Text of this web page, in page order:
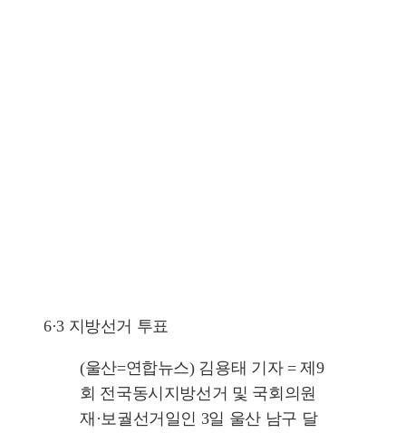
6·3 지방선거 투표
(울산=연합뉴스) 김용태 기자 = 제9
회 전국동시지방선거 및 국회의원
재·보궐선거일인 3일 울산 남구 달